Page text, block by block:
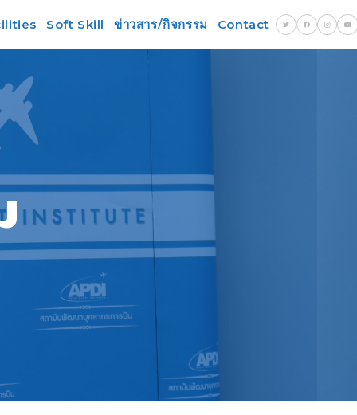
Soft Skill ข่าวสาร/กิจกรรม Contact